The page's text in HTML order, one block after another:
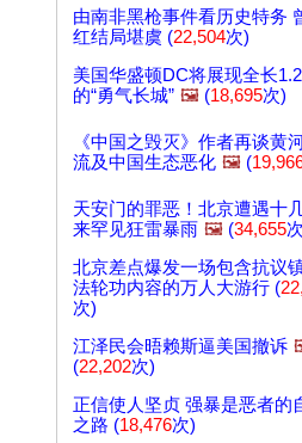
由南非黑枪事件看历史特务
红结局堪虞 (22,504次)
美国华盛顿DC将展现全长
的“勇气长城” 🖼️ (18,695次)
《中国之毁灭》作者再谈黄
流及中国生态恶化 🖼️ (
天安门的罪恶！北京遭遇十
来罕见狂雷暴雨 🖼️ (34,655
北京差点爆发一场包含抗议
法轮功内容的万人大游行 (
次)
江泽民会晤赖斯逼美国撤诉
(22,202次)
正信使人坚贞 强暴是恶者的
之路 (18,476次)